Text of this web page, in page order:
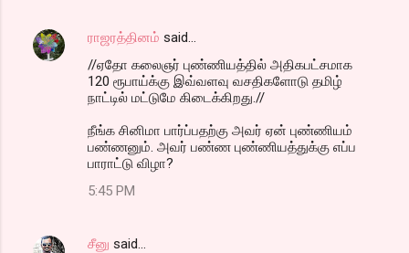
ராஜரத்தினம் said…
//ஏதோ கலைஞர் புண்ணியத்தில் அதிகபட்சமாக
120 ரூபாய்க்கு இவ்வளவு வசதிகளோடு தமிழ்
நாட்டில் மட்டுமே கிடைக்கிறது.//
நீங்க சினிமா பார்ப்பதற்கு அவர் ஏன் புண்ணியம்
பண்ணனும். அவர் பண்ண புண்ணியத்துக்கு எப்ப
பாராட்டு விழா?
5:45 PM
சீனு said…